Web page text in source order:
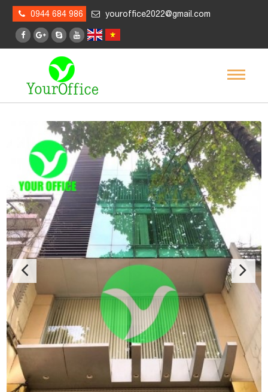
0944 684 986 youroffice2022@gmail.com